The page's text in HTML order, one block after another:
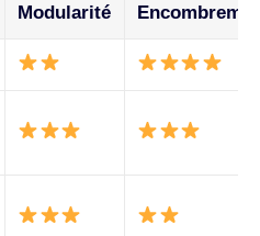
Modularité